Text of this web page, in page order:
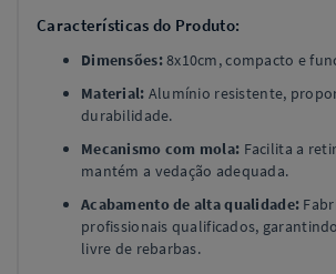
Características do Produto:
Dimensões:8x10cm, compacto e
Material: Alumínio resistente,
durabilidade.
Mecanismo com mola: Facilita a
mantém a vedação adequada.
Acabamento de alta qualidade:
profissionais qualificados,
livre de rebarbas.